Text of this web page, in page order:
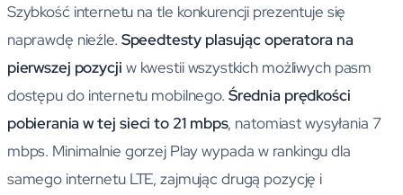
Szybkość internetu na tle konkurencji prezentuje się
naprawdę nieźle. Speedtesty plasując operatora na
pierwszej pozycji w kwestii wszystkich możliwych pasm
dostępu do internetu mobilnego. Średnia prędkości
pobierania w tej sieci to 21 mbps, natomiast wysyłania 7
mbps. Minimalnie gorzej Play wypada w rankingu dla
samego internetu LTE, zajmując drugą pozycję i